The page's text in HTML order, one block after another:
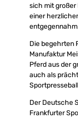
sich mit großer
einer
Die begehrten
Manufaktur
Pferd aus der
auch als
Der Deutsche
Frankfurter